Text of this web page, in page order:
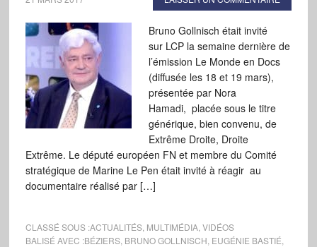
Bruno Gollnisch était invité
sur LCP la semaine dernière de
l’émission Le Monde en Docs
(diffusée les 18 et 19 mars),
présentée par Nora
Hamadi, placée sous le titre
générique, bien convenu, de
Extrême Droite, Droite
Extrême. Le député européen FN et membre du Comité
stratégique de Marine Le Pen était invité à réagir au
documentaire réalisé par […]
CLASSÉ SOUS :ACTUALITÉS, MULTIMÉDIA, VIDÉOS
BALISÉ AVEC :BÉZIERS, BRUNO GOLLNISCH EUGÉNIE BASTIÉ